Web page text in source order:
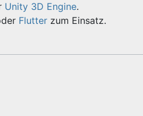
Unity 3D Engine.
Flutter zum Einsatz.